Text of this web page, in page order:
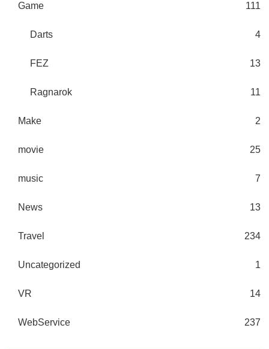
Game 111
Darts 4
FEZ 13
Ragnarok 11
Make 2
movie 25
music 7
News 13
Travel 234
Uncategorized 1
VR 14
WebService 237